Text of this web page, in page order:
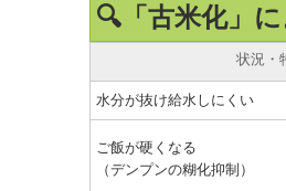
🔍「古米化」
状況・
水分が抜け給水しにくい
ご飯が硬くなる
（デンプンの糊化抑制）